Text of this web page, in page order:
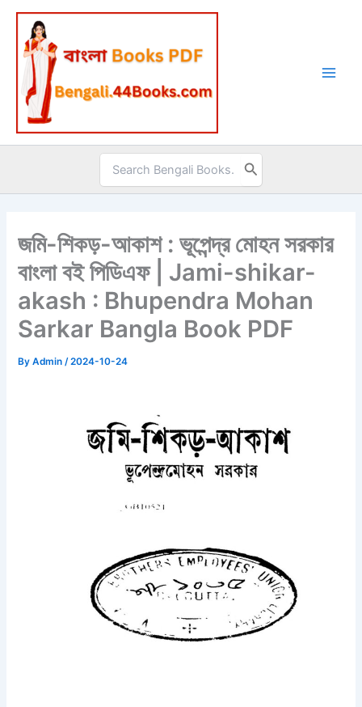
Skip
content
Search
for:
জমি-শিকড়-আকাশ : ভূপেন্দ্র মোহন সরকার
বাংলা বই পিডিএফ | Jami-shikar-
akash : Bhupendra Mohan
Sarkar Bangla Book PDF
ByAdmin/2024-10-24